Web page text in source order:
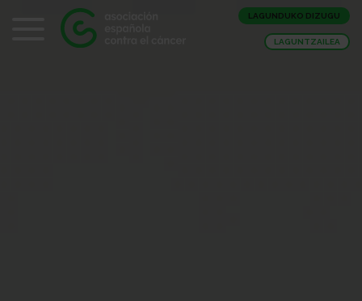
LAGUNDUKO DIZUGU
LAGUNTZAILEA